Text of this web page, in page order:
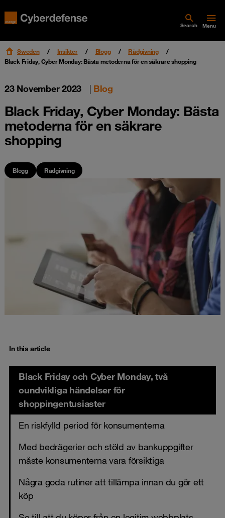
Search Menu
Sweden Insikter Blogg
Rådgivning
Black Friday, Cyber Monday: Bästa metoderna för en säkrare shopping
23 November 2023 | Blog
Black Friday, Cyber Monday: Bästa
metoderna för en säkrare
shopping
Blogg Rådgivning
In this article
Black Friday och Cyber Monday, två
oundvikliga händelser för
shoppingentusiaster
En riskfylld period för konsumenterna
Med bedrägerier och stöld av bankuppgifter
måste konsumenterna vara försiktiga
Några goda rutiner att tillämpa innan du gör ett
köp